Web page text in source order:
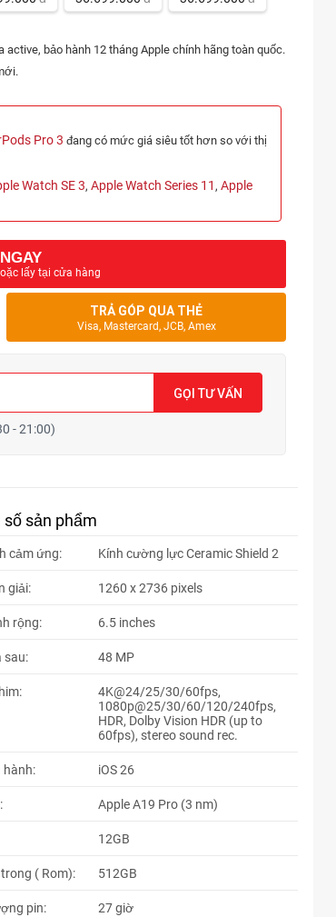
bảo hành 12 tháng Apple chính hãng toàn quốc.
Pro 3 đang có mức giá siêu tốt hơn so với thị
Watch SE 3, Apple Watch Series 11 , Apple
lấy tại cửa hàng
TRẢ GÓP QUA THẺ
Visa, Mastercard, JCB, Amex
GỌI TƯ VẤN
- 21:00)
số sản phẩm
cảm ứng: Kính cường lực Ceramic Shield 2
giải: 1260 x 2736 pixels
rộng: 6.5 inches
sau: 48 MP
4K@24/25/30/60fps,
1080p@25/30/60/120/240fps,
HDR, Dolby Vision HDR (up to
60fps), stereo sound rec.
hành: iOS 26
Apple A19 Pro (3 nm)
12GB
( Rom): 512GB
pin: 27 giờ